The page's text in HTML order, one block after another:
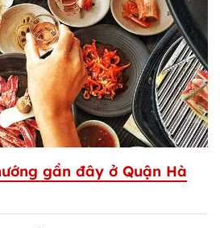
gần đây ở Quận Hà